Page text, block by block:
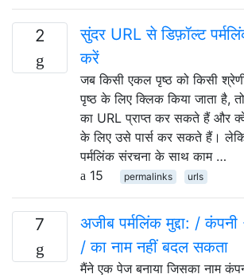
2
सुंदर URL से डिफ़ॉल्ट
करें
जब किसी एकल पृष्ठ को किसी
पृष्ठ के लिए क्लिक किया जाता है,
का URL प्राप्त कर सकते हैं और
के लिए उसे पार्स कर सकते हैं।
पर्मलिंक संरचना के साथ काम …
15
permalinks urls
7
अजीब पर्मलिंक मुद्दा: /
/ का नाम नहीं बदल सकता
मैंने एक पेज बनाया जिसका नाम